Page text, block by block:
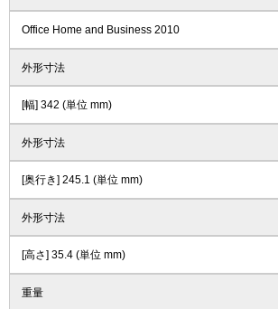
Office Home and Business 2010
外形寸法
[幅] 342 (単位 mm)
外形寸法
[奥行き] 245.1 (単位 mm)
外形寸法
[高さ] 35.4 (単位 mm)
重量